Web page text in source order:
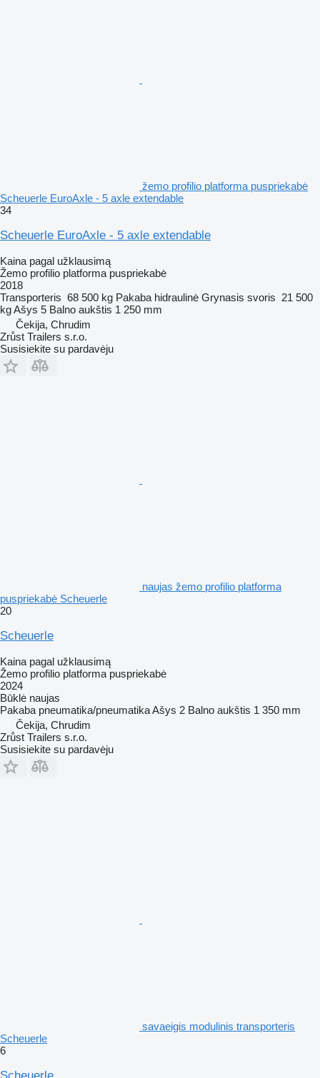
žemo profilio platforma puspriekabė
Scheuerle EuroAxle - 5 axle extendable
34
Scheuerle EuroAxle - 5 axle extendable
Kaina pagal užklausimą
Žemo profilio platforma puspriekabė
2018
Transporteris 68 500 kg Pakaba hidraulinė Grynasis svoris 21 500
kgAšys 5 Balno aukštis 1 250 mm
Čekija, Chrudim
Zrůst Trailers s.r.o.
Susisiekite su pardavėju
naujas žemo profilio platforma
puspriekabė Scheuerle
20
Scheuerle
Kaina pagal užklausimą
Žemo profilio platforma puspriekabė
2024
Būklė naujas
Pakaba pneumatika/pneumatikaAšys 2 Balno aukštis 1 350 mm
Čekija, Chrudim
Zrůst Trailers s.r.o.
Susisiekite su pardavėju
savaeigis modulinis transporteris
Scheuerle
6